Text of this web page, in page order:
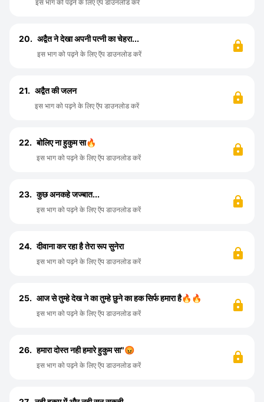
इस भाग को पढ़ने के लिए ऍप डाउनलोड करें
20. अद्वैत ने देखा अपनी पत्नी का चेहरा...
इस भाग को पढ़ने के लिए ऍप डाउनलोड करें
21. अद्वैत की जलन
इस भाग को पढ़ने के लिए ऍप डाउनलोड करें
22. बोलिए ना हुकुम सा🔥
इस भाग को पढ़ने के लिए ऍप डाउनलोड करें
23. कुछ अनकहे जज्बात...
इस भाग को पढ़ने के लिए ऍप डाउनलोड करें
24. दीवाना कर रहा है तेरा रूप सुनेरा
इस भाग को पढ़ने के लिए ऍप डाउनलोड करें
25. आज से तुम्हे देख ने का तुम्हे छुने का हक सिर्फ हमारा है🔥🔥
इस भाग को पढ़ने के लिए ऍप डाउनलोड करें
26. हमारा दोस्त नही हमारे हुकुम सा"😡
इस भाग को पढ़ने के लिए ऍप डाउनलोड करें